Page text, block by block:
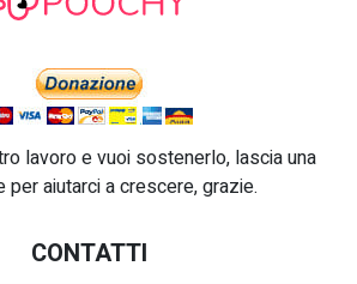
lavoro e vuoi sostenerlo, lascia una
per aiutarci a crescere, grazie.
CONTATTI